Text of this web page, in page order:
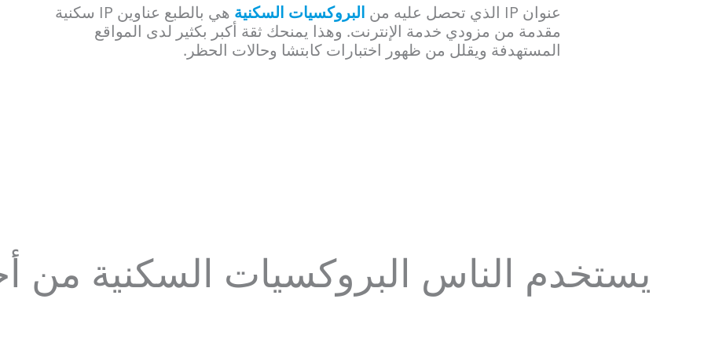
عنوان IP الذي تحصل عليه من البروكسيات السكنية
هي بالطبع عناوين IP سكنية
مقدمة من مزودي خدمة الإنترنت. وهذا يمنحك ثقة أكبر بكثير لدى المواقع
المستهدفة ويقلل من ظهور اختبارات كابتشا وحالات الحظر.
يستخدم الناس البروكسيات السكنية من